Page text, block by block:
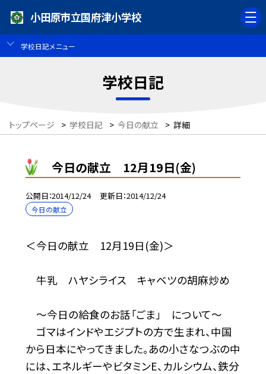
小田原市立国府津小学校
学校日記メニュー
学校日記
トップページ > 学校日記 > 今日の献立 > 詳細
今日の献立 12月19日(金)
公開日 2014/12/24 更新日 2014/12/24
今日の献立
＜今日の献立 12月19日(金)＞
牛乳 ハヤシライス キャベツの胡麻炒め
〜今日の給食のお話「ごま」 について〜
ゴマはインドやエジプトの方で生まれ、中国
から日本にやってきました。あの小さなつぶの中
には、エネルギーやビタミンE、カルシウム、鉄分